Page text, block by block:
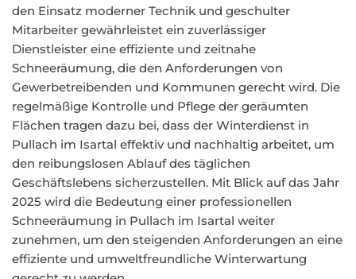
den Einsatz moderner Technik und geschulter
Mitarbeiter gewährleistet ein zuverlässiger
Dienstleister eine effiziente und zeitnahe
Schneeräumung, die den Anforderungen von
Gewerbetreibenden und Kommunen gerecht wird. Die
regelmäßige Kontrolle und Pflege der geräumten
Flächen tragen dazu bei, dass der Winterdienst in
Pullach im Isartal effektiv und nachhaltig arbeitet, um
den reibungslosen Ablauf des täglichen
Geschäftslebens sicherzustellen. Mit Blick auf das Jahr
2025 wird die Bedeutung einer professionellen
Schneeräumung in Pullach im Isartal weiter
zunehmen, um den steigenden Anforderungen an eine
effiziente und umweltfreundliche Winterwartung